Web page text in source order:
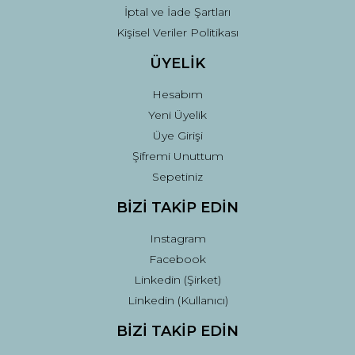
İptal ve İade Şartları
Kişisel Veriler Politikası
ÜYELİK
Hesabım
Yeni Üyelik
Üye Girişi
Şifremi Unuttum
Sepetiniz
BİZİ TAKİP EDİN
Instagram
Facebook
Linkedin (Şirket)
Linkedin (Kullanıcı)
BİZİ TAKİP EDİN